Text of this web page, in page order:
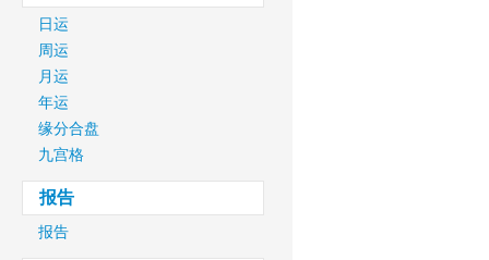
日运
周运
月运
年运
缘分合盘
九宫格
报告
报告